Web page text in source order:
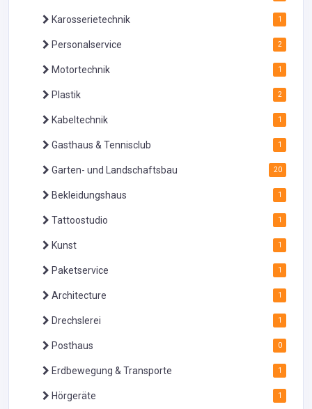
Karosserietechnik 1
Personalservice 2
Motortechnik 1
Plastik 2
Kabeltechnik 1
Gasthaus & Tennisclub 1
Garten- und Landschaftsbau 20
Bekleidungshaus 1
Tattoostudio 1
Kunst 1
Paketservice 1
Architecture 1
Drechslerei 1
Posthaus 0
Erdbewegung & Transporte 1
Hörgeräte 1